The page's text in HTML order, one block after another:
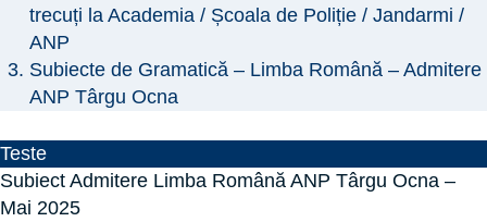
trecuți la Academia / Școala de Poliție / Jandarmi /
ANP
Subiecte de Gramatică – Limba Română – Admitere
ANP Târgu Ocna
Teste
Subiect Admitere Limba Română ANP Târgu Ocna –
Mai 2025